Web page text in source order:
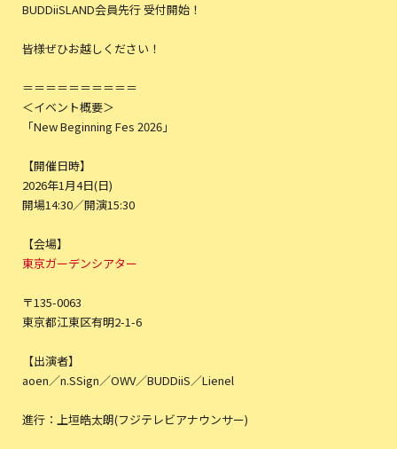
BUDDiiSLAND会員先行 受付開始！
皆様ぜひお越しください！
＝＝＝＝＝＝＝＝＝＝
＜イベント概要＞
「New Beginning Fes 2026」
【開催日時】
2026年1月4日(日)
開場14:30／開演15:30
【会場】
東京ガーデンシアター
〒135-0063
東京都江東区有明2-1-6
【出演者】
aoen／n.SSign／OWV／BUDDiiS／Lienel
進行：上垣皓太朗(フジテレビアナウンサー)